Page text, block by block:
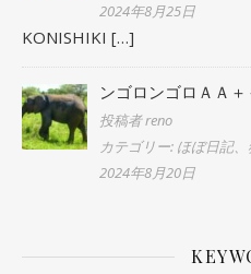
2024年8月25日
KONISHIKI […]
ンゴロンゴロＡＡ＋
投稿者 reno
カテゴリー: ほぼ日記
2024年8月20日